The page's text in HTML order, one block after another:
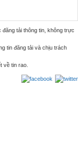
tải thông tin, không trực
tin đăng tải và chịu trách
về tin rao.